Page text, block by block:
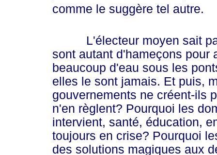
comme le suggère tel autre.
L'électeur moyen sait par
sont autant d'hameçons pour
beaucoup d'eau sous les
elles le sont jamais. Et puis,
gouvernements ne créent-ils
n'en règlent? Pourquoi les
intervient, santé, éducation,
toujours en crise? Pourquoi
des solutions magiques aux